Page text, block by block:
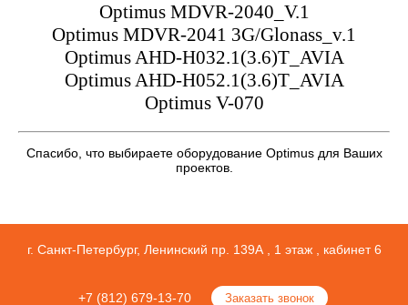
Optimus MDVR-2040_V.1
Optimus MDVR-2041 3G/Glonass_v.1
Optimus AHD-H032.1(3.6)T_AVIA
Optimus AHD-H052.1(3.6)T_AVIA
Optimus V-070
Спасибо, что выбираете оборудование Optimus для Ваших
проектов.
г. Санкт-Петербург, Ленинский пр. 139А , 1 этаж , кабинет 6
+7 (812) 679-13-70 Заказать звонок